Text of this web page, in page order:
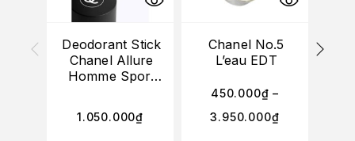
Deodorant Stick
Chanel Allure
Homme Sport
1.050.000₫
Chanel No.5
L’eau EDT
450.000₫ –
3.950.000₫